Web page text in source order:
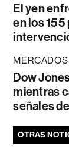
El yen
en los 155
MERCADOS
Dow
mientras
señales
OTRAS